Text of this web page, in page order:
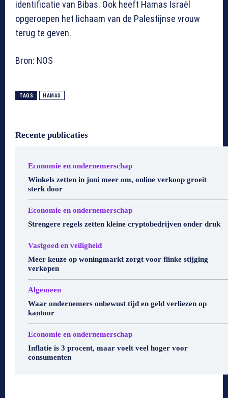
identificatie van Bibas. Ook heeft Hamas Israël
opgeroepen het lichaam van de Palestijnse vrouw
terug te geven.
Bron: NOS
TAGS HAMAS
Recente publicaties
Economie en ondernemerschap
Winkels zetten in juni meer om, online verkoop groeit
sterk door
Economie en ondernemerschap
Strengere regels zetten kleine cryptobedrijven onder druk
Vastgoed en veiligheid
Meer keuze op woningmarkt zorgt voor flinke stijging
verkopen
Algemeen
Waar ondernemers onbewust tijd en geld verliezen op
kantoor
Economie en ondernemerschap
Inflatie is 3 procent, maar voelt veel hoger voor
consumenten